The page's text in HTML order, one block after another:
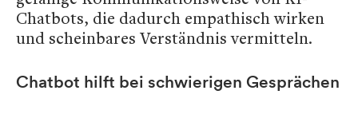
Chatbots, die dadurch empathisch wirken
und scheinbares Verständnis vermitteln.
Chatbot hilft bei schwierigen Gesprächen